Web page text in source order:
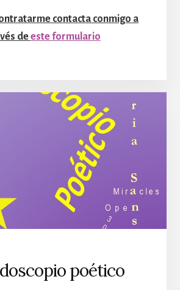
contacta conmigo a
deeste formulario
poético